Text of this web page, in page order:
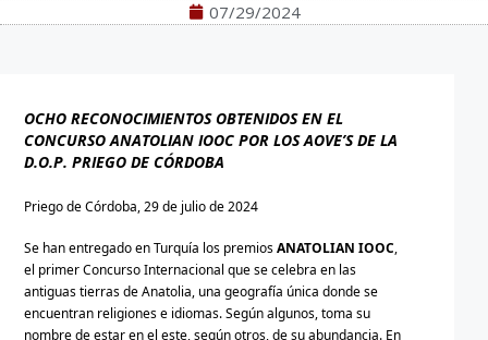
07/29/2024
OCHO RECONOCIMIENTOS OBTENIDOS EN EL
CONCURSO ANATOLIAN IOOC POR LOS AOVE’S DE LA
D.O.P. PRIEGO DE CÓRDOBA
Priego de Córdoba, 29 de julio de 2024
Se han entregado en Turquía los premiosANATOLIAN IOOC,
el primer Concurso Internacional que se celebra en las
antiguas tierras de Anatolia, una geografía única donde se
encuentran religiones e idiomas. Según algunos, toma su
nombre de estar en el este, según otros, de su abundancia. En